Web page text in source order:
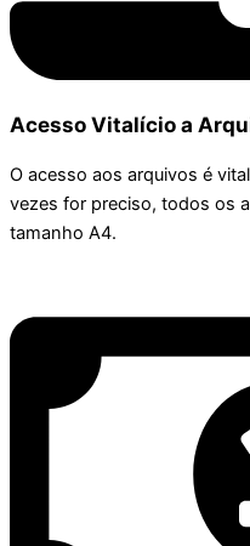
Acesso Vitalício a
O acesso aos arquivos é
vezes for preciso, todos os
tamanho A4.